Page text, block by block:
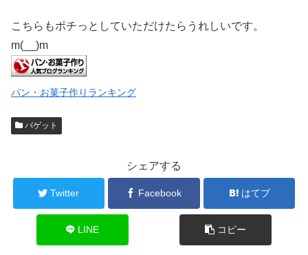
こちらもポチっとしていただけたらうれしいです。
m(__)m
パン・お菓子作りランキング
バゲット
シェアする
Twitter Facebook はてブ
LINE コピー